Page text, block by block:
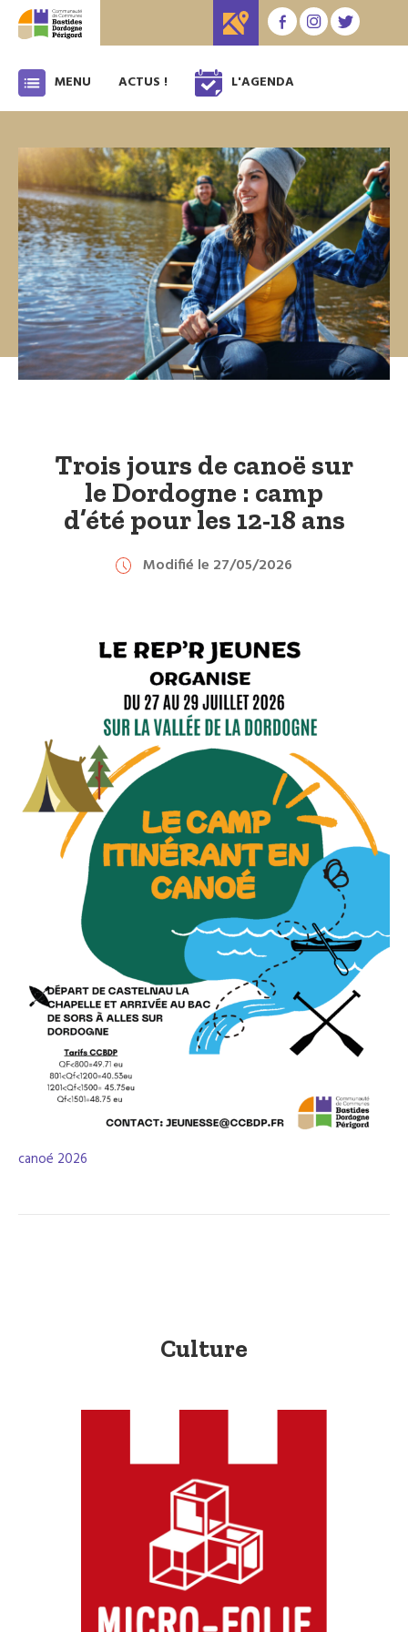
MENU ACTUS ! L'AGENDA
Trois jours de canoë sur
le Dordogne : camp
d’été pour les 12-18 ans
Modifié le 27/05/2026
canoé 2026
Culture